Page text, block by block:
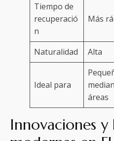
Tiempo de
recuperació
n
Más
Naturalidad Alta
Ideal para
áreas
Innovaciones